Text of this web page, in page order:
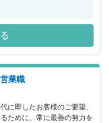
ネクションがあるた
業職
に即したお客様のご要望、
ために、常に最善の努力を